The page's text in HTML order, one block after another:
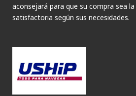
aconsejará para que su compra sea
satisfactoria según sus necesidades.